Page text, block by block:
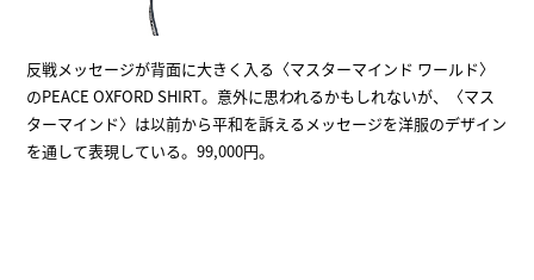
反戦メッセージが背面に大きく入る〈マスターマインド ワールド〉
のPEACE OXFORD SHIRT。意外に思われるかもしれないが、〈マス
ターマインド〉は以前から平和を訴えるメッセージを洋服のデザイン
を通して表現している。99,000円。